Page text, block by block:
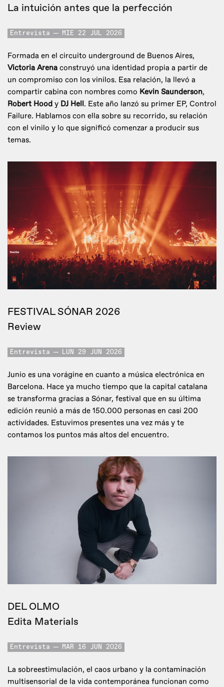
La intuición antes que la perfección
Entrevista MIE 22 JUL 2026
Formada en el circuito underground de Buenos Aires,
Victoria Arena construyó una identidad propia a partir de
un compromiso con los vinilos. Esa relación, la llevó a
compartir cabina con nombres como Kevin Saunderson,
Robert Hood y DJ Hell. Este año lanzó su primer EP, Control
Failure. Hablamos con ella sobre su recorrido, su relación
con el vinilo y lo que significó comenzar a producir sus
temas.
FESTIVAL SÓNAR 2026
Review
Entrevista LUN 29 JUN 2026
Junio es una vorágine en cuanto a música electrónica en
Barcelona. Hace ya mucho tiempo que la capital catalana
se transforma gracias a Sónar, festival que en su última
edición reunió a más de 150.000 personas en casi 200
actividades. Estuvimos presentes una vez más y te
contamos los puntos más altos del encuentro.
DEL OLMO
Edita Materials
Entrevista MAR 16 JUN 2026
La sobreestimulación, el caos urbano y la contaminación
multisensorial de la vida contemporánea funcionan como